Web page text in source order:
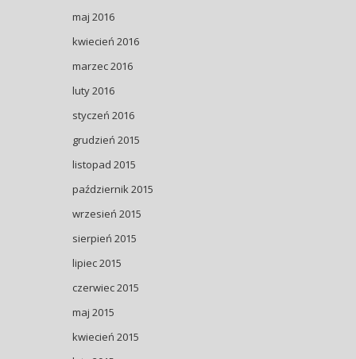
maj 2016
kwiecień 2016
marzec 2016
luty 2016
styczeń 2016
grudzień 2015
listopad 2015
październik 2015
wrzesień 2015
sierpień 2015
lipiec 2015
czerwiec 2015
maj 2015
kwiecień 2015